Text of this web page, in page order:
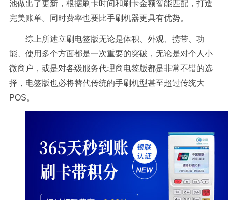
池做出了更新，根据刷卡时间和刷卡金额智能匹配，打造
完美账单。同时费率也要比手刷机器更具有优势。
综上所述立刷电签版无论是体积、外观、携带、功
能、使用多个方面都是一次重要的突破，无论是对个人小
微商户，或是对各级服务代理商电签版都是非常不错的选
择，电签版也必将替代传统的手刷机型甚至超过传统大
POS。